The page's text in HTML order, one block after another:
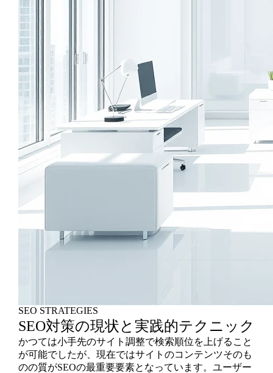
SEO STRATEGIES
SEO対策の現状と実践的テクニック
かつては小手先のサイト調整で検索順位を上げること
が可能でしたが、現在ではサイトのコンテンツそのも
のの質がSEOの最重要要素となっています。ユーザー